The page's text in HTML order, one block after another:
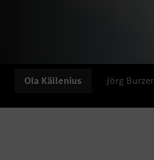
Ola Källenius Jörg Burzer